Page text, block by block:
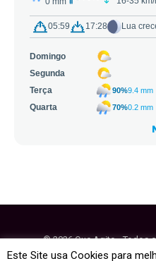
© 2026 Que Agito - Todos
Este Site usa Cookies para